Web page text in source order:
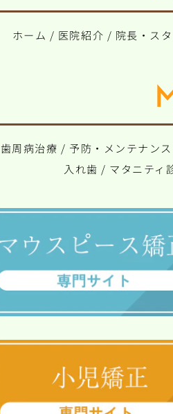
ホーム / 医院紹介 / 院長・ス
歯周病治療 / 予防・メンテナンス
入れ歯 / マタニティ